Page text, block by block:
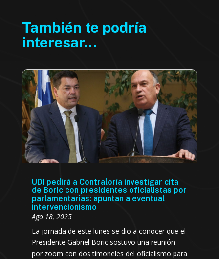
También te podría
interesar…
UDI pedirá a Contraloría investigar cita
de Boric con presidentes oficialistas por
parlamentarias: apuntan a eventual
intervencionismo
Ago 18, 2025
La jornada de este lunes se dio a conocer que el
Presidente Gabriel Boric sostuvo una reunión
por zoom con dos timoneles del oficialismo para